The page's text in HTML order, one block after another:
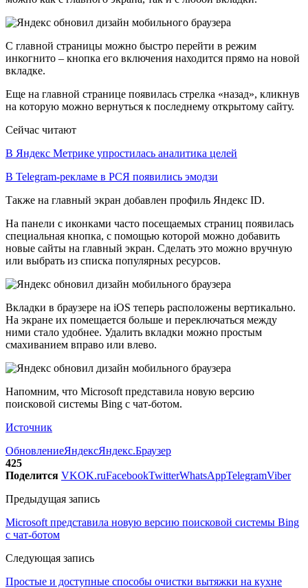
С главной страницы можно быстро перейти в режим
инкогнито – кнопка его включения находится прямо на новой
вкладке.
Еще на главной странице появилась стрелка «назад», кликнув
на которую можно вернуться к последнему открытому сайту.
Сейчас читают
В Яндекс Метрике упростилась аналитика целей
В Telegram-рекламе в РСЯ появились эмодзи
Также на главный экран добавлен профиль Яндекс ID.
На панели с иконками часто посещаемых страниц появилась
специальная кнопка, с помощью которой можно добавить
новые сайты на главный экран. Сделать это можно вручную
или выбрать из списка популярных ресурсов.
Вкладки в браузере на iOS теперь расположены вертикально.
На экране их помещается больше и переключаться между
ними стало удобнее. Удалить вкладки можно простым
смахиванием вправо или влево.
Напомним, что Microsoft представила новую версию
поисковой системы Bing с чат-ботом.
Источник
ОбновлениеЯндексЯндекс.Браузер
425
Поделится VKOK.ruFacebookTwitterWhatsAppTelegramViber
Предыдущая запись
Microsoft представила новую версию поисковой системы Bing
с чат-ботом
Следующая запись
Простые и доступные способы очистки вытяжки на кухне